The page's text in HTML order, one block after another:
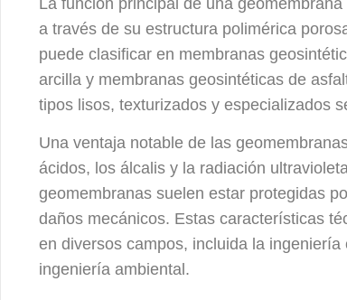
a través de su estructura polimérica
puede clasificar en membranas
arcilla y membranas geosintéticas de
tipos lisos, texturizados y especializados
Una ventaja notable de las
ácidos, los álcalis y la radiación
geomembranas suelen estar protegidas
daños mecánicos. Estas características
en diversos campos, incluida la
ingeniería ambiental.